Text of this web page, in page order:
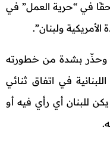
في “حرية العمل” في
الأمريكية ولبنان”.
وحذّر بشدة من خطورته
في اتفاق ثنائي
للبنان أي رأي فيه أو